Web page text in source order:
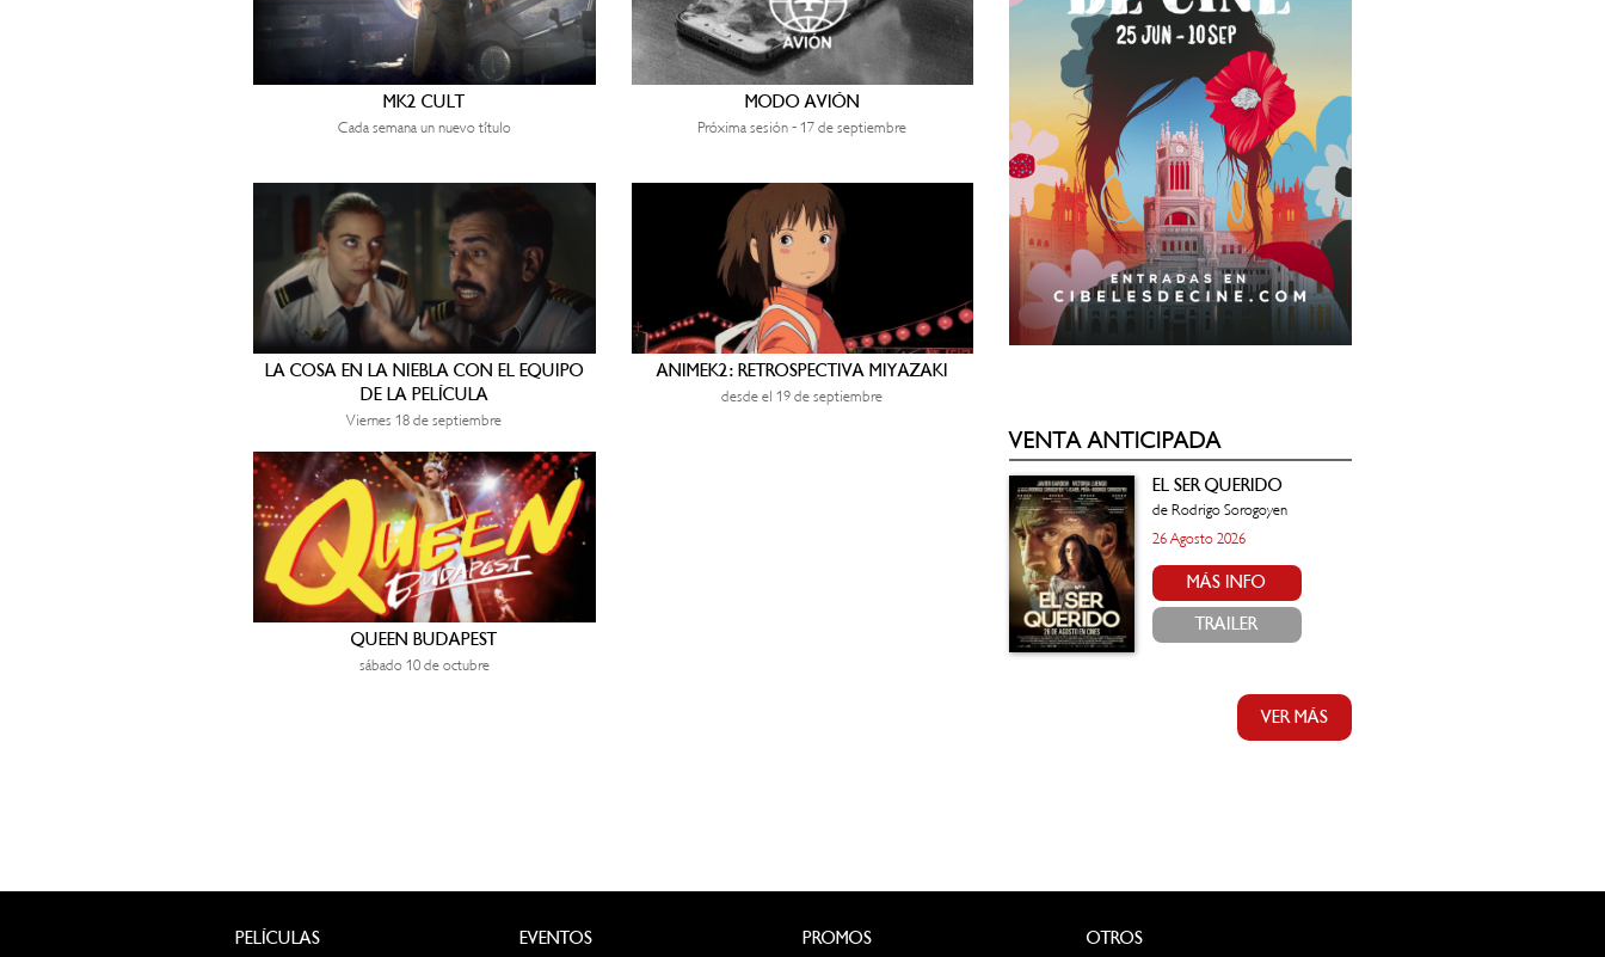
MK2 CULT
Cada semana un nuevo título
MODO AVIÓN
Próxima sesión - 17 de septiembre
LA COSA EN LA NIEBLA CON EL EQUIPO
DE LA PELÍCULA
Viernes 18 de septiembre
ANIMEK2: RETROSPECTIVA MIYAZAKI
desde el 19 de septiembre
QUEEN BUDAPEST
sábado 10 de octubre
VENTA ANTICIPADA
EL SER QUERIDO
de Rodrigo Sorogoyen
26 Agosto 2026
MÁS INFO
TRAILER
VER MÁS
PELÍCULAS EVENTOS PROMOS OTROS